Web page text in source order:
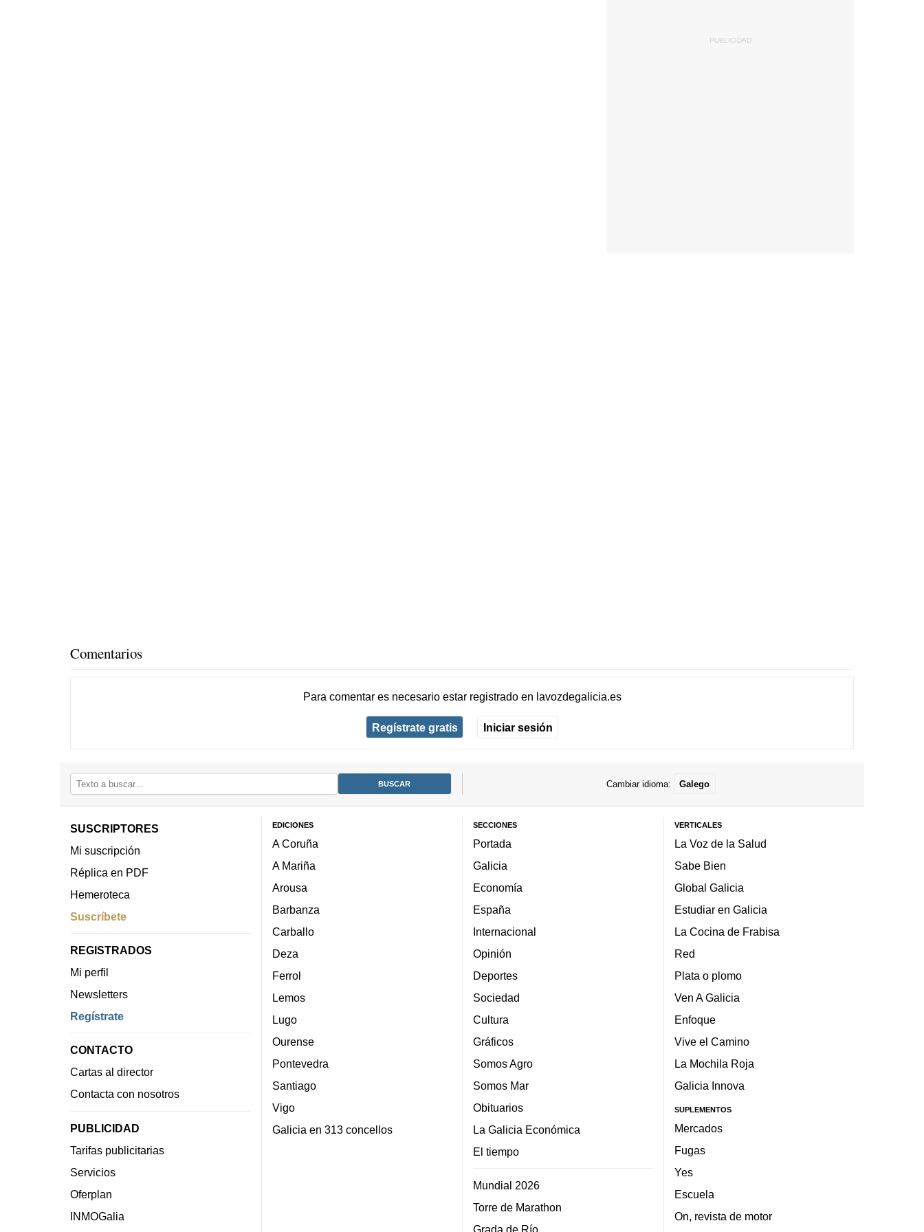
Comentarios
Para comentar es necesario estar registradoen lavozdegalicia.es
Regístrate gratis Iniciar sesión
Cambiar idioma: Galego
SUSCRIPTORES
Mi suscripción
Réplica en PDF
Hemeroteca
Suscríbete
REGISTRADOS
Mi perfil
Newsletters
Regístrate
CONTACTO
Cartas al director
Contacta con nosotros
PUBLICIDAD
Tarifas publicitarias
Servicios
Oferplan
INMOGalia
EDICIONES
A Coruña
A Mariña
Arousa
Barbanza
Carballo
Deza
Ferrol
Lemos
Lugo
Ourense
Pontevedra
Santiago
Vigo
Galicia en 313 concellos
SECCIONES
Portada
Galicia
Economía
España
Internacional
Opinión
Deportes
Sociedad
Cultura
Gráficos
Somos Agro
Somos Mar
Obituarios
La Galicia Económica
El tiempo
Mundial 2026
Torre de Marathon
Grada de Río
VERTICALES
La Voz de la Salud
Sabe Bien
Global Galicia
Estudiar en Galicia
La Cocina de Frabisa
Red
Plata o plomo
Ven A Galicia
Enfoque
Vive el Camino
La Mochila Roja
Galicia Innova
SUPLEMENTOS
Mercados
Fugas
Yes
Escuela
On, revista de motor